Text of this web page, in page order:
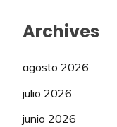
Archives
agosto 2026
julio 2026
junio 2026